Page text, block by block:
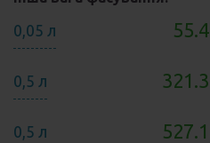
0,05 л
0,5 л
0,5 л